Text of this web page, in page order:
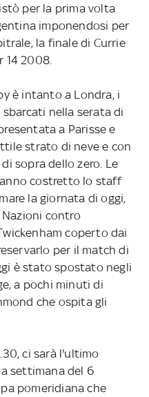
per la prima volta
imponendosi per
la finale di Currie
14 2008.
è intanto a Londra, i
nella serata di
a Parisse e
strato di neve e con
sopra dello zero. Le
costretto lo staff
la giornata di oggi,
contro
coperto dai
per il match di
è stato spostato negli
a pochi minuti di
che ospita gli
ci sarà l'ultimo
settimana del 6
pomeridiana che